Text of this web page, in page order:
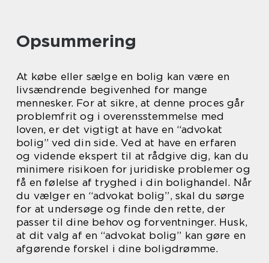
Opsummering
At købe eller sælge en bolig kan være en
livsændrende begivenhed for mange
mennesker. For at sikre, at denne proces går
problemfrit og i overensstemmelse med
loven, er det vigtigt at have en “advokat
bolig” ved din side. Ved at have en erfaren
og vidende ekspert til at rådgive dig, kan du
minimere risikoen for juridiske problemer og
få en følelse af tryghed i din bolighandel. Når
du vælger en “advokat bolig”, skal du sørge
for at undersøge og finde den rette, der
passer til dine behov og forventninger. Husk,
at dit valg af en “advokat bolig” kan gøre en
afgørende forskel i dine boligdrømme.